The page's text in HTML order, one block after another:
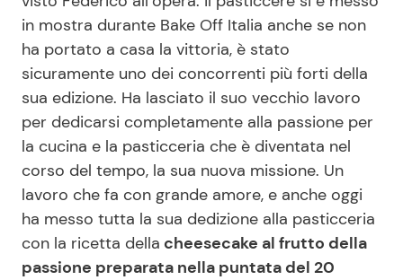
Salute
Viaggi e Turismo
Festività
Ricette Facili e Veloci
Ricette Feste
Ricette per Bambini
Seguici
in mostra durante Bake Off Italia anche se non
ha portato a casa la vittoria, è stato
sicuramente uno dei concorrenti più forti della
sua edizione. Ha lasciato il suo vecchio lavoro
per dedicarsi completamente alla passione per
la cucina e la pasticceria che è diventata nel
corso del tempo, la sua nuova missione. Un
lavoro che fa con grande amore, e anche oggi
ha messo tutta la sua dedizione alla pasticceria
con la ricetta della cheesecake al frutto della
passione preparata nella puntata del 20